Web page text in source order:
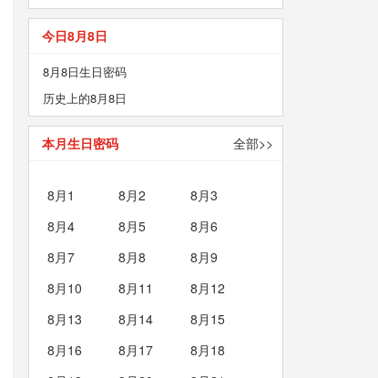
今日8月8日
8月8日生日密码
历史上的8月8日
本月生日密码 全部>>
8月1 8月2
8月3
8月4
8月5
8月6
8月7
8月8
8月9
8月10
8月11
8月12
8月13
8月14
8月15
8月16
8月17
8月18